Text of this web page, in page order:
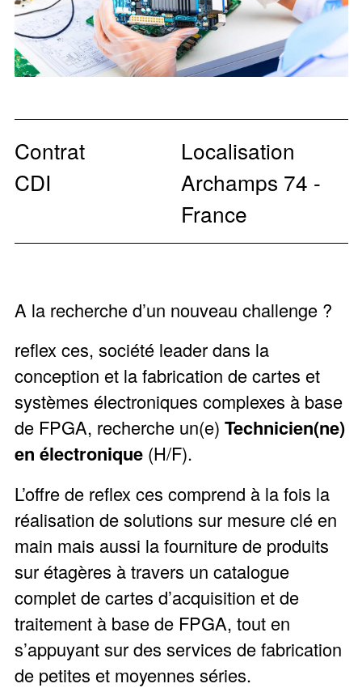
Contrat
CDI
Localisation
Archamps 74 -
France
A la recherche d’un nouveau challenge ?
reflex ces, société leader dans la
conception et la fabrication de cartes et
systèmes électroniques complexes à base
de FPGA, recherche un(e) Technicien(ne)
en électronique(H/F).
L’offre de reflex ces comprend à la fois la
réalisation de solutions sur mesure clé en
main mais aussi la fourniture de produits
sur étagères à travers un catalogue
complet de cartes d’acquisition et de
traitement à base de FPGA, tout en
s’appuyant sur des services de fabrication
de petites et moyennes séries.